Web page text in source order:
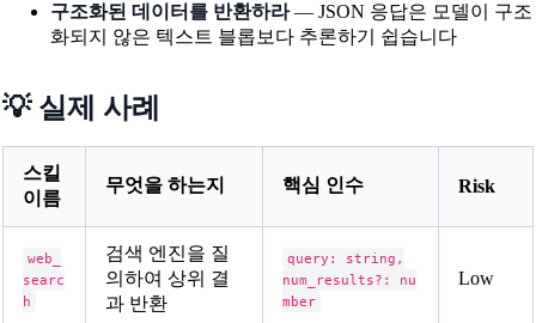
구조화된 데이터를 반환하라— JSON 응답은 모델이 구조
화되지 않은 텍스트 블롭보다 추론하기 쉽습니다
💡 실제 사례
스킬
이름
무엇을 하는지 핵심 인수 Risk
web_
searc
h
검색 엔진을 질
의하여 상위 결
과 반환
query: string,
num_results?: nu
mber
Low